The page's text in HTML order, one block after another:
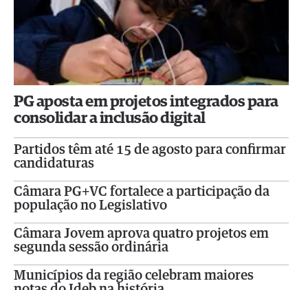
PG aposta em projetos integrados para
consolidar a inclusão digital
Partidos têm até 15 de agosto para confirmar
candidaturas
Câmara PG+VC fortalece a participação da
população no Legislativo
Câmara Jovem aprova quatro projetos em
segunda sessão ordinária
Municípios da região celebram maiores